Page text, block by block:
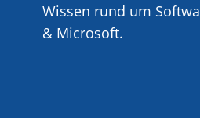
Wissen rund um
& Microsoft.